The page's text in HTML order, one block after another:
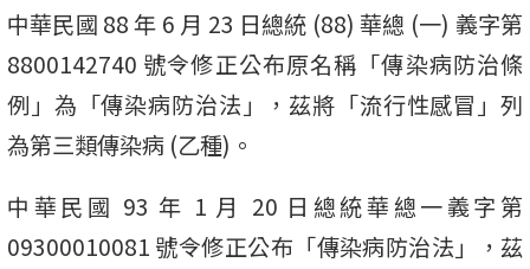
中華民國 88 年 6 月 23 日總統 (88) 華總 (一) 義字第
8800142740 號令修正公布原名稱「傳染病防治條
例」為「傳染病防治法」，茲將「流行性感冒」列
為第三類傳染病 (乙種)。
中華民國 93 年 1 月 20 日總統華總一義字第
09300010081 號令修正公布「傳染病防治法」，茲